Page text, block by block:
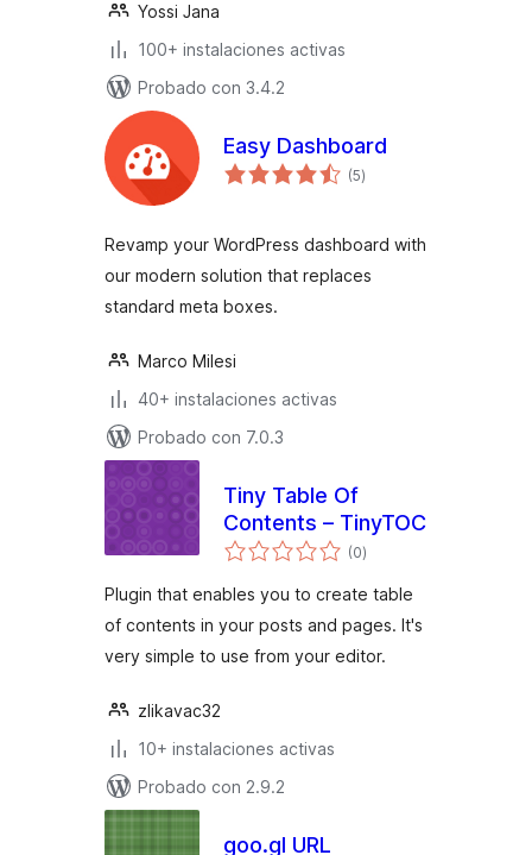
Yossi Jana
100+ instalaciones activas
Probado con 3.4.2
Easy Dashboard
(5total
de
)
Revamp your WordPress dashboard with
our modern solution that replaces
standard meta boxes.
Marco Milesi
40+ instalaciones activas
Probado con 7.0.3
Tiny Table Of
Contents – TinyTOC
(0total
de
)
Plugin that enables you to create table
of contents in your posts and pages. It's
very simple to use from your editor.
zlikavac32
10+ instalaciones activas
Probado con 2.9.2
goo.gl URL